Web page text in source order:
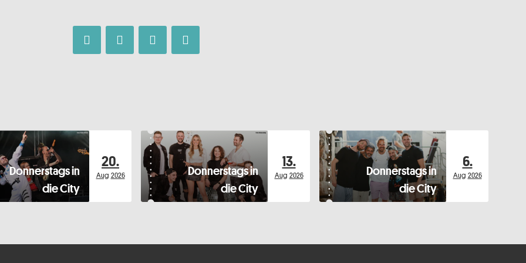
Donnerstags in
die City
20.
Aug 2026
Donnerstags in
die City
13.
Aug 2026
Donnerstags in
die City
6.
Aug 2026